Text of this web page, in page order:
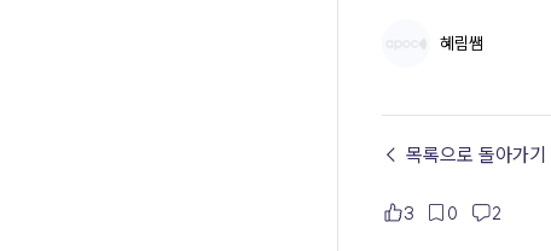
혜림쌤
← 목록으로 돌아가기
3 0 2